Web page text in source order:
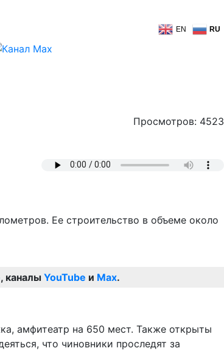
EN RU
Просмотров: 4523
Ее строительство в объеме около
, каналы YouTube и Max.
амфитеатр на 650 мест. Также открыты
что чиновники проследят за